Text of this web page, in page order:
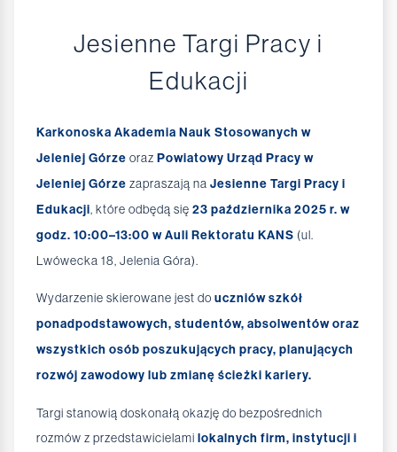
Jesienne Targi Pracy i
Edukacji
Karkonoska Akademia Nauk Stosowanych w
Jeleniej Górze oraz Powiatowy Urząd Pracy w
Jeleniej Górze zapraszają na Jesienne Targi Pracy i
Edukacji, które odbędą się 23 października 2025 r. w
godz. 10:00–13:00 w Auli Rektoratu KANS (ul.
Lwówecka 18, Jelenia Góra).
Wydarzenie skierowane jest do uczniów szkół
ponadpodstawowych, studentów, absolwentów oraz
wszystkich osób poszukujących pracy, planujących
rozwój zawodowy lub zmianę ścieżki kariery.
Targi stanowią doskonałą okazję do bezpośrednich
rozmów z przedstawicielami lokalnych firm, instytucji i